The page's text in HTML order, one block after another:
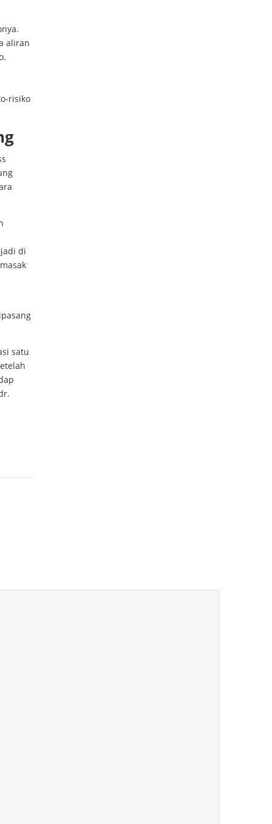
aliran
risiko
di
satu